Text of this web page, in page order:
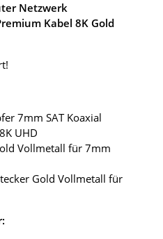
Netzwerk
Kabel 8K Gold
7mm SAT Koaxial
UHD
Vollmetall für 7mm
Gold Vollmetall für